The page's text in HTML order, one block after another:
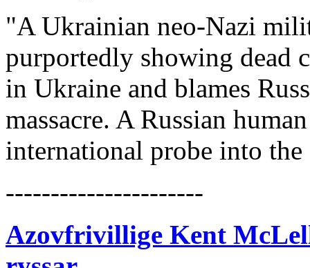
"A Ukrainian neo-Nazi
purportedly showing dead
in Ukraine and blames
massacre. A Russian
international probe into
----------------------
Azovfrivillige Kent